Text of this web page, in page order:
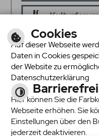
Kulturforum
Senioren ins
Seniorenrat
Cookies
Auf dieser Webseite
Daten in Cookies
der Website zu
Datenschutzerklärung
Hier können Sie die
Webseite erhöhen. Sie
Einstellungen über den
jederzeit deaktivieren.